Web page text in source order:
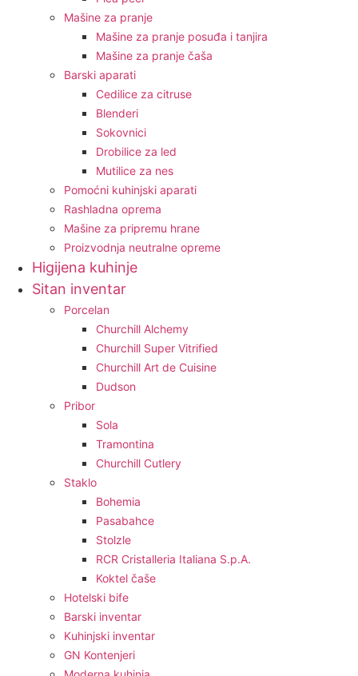
Mašine za pranje
Mašine za pranje posuđa i tanjira
Mašine za pranje čaša
Barski aparati
Cedilice za citruse
Blenderi
Sokovnici
Drobilice za led
Mutilice za nes
Pomoćni kuhinjski aparati
Rashladna oprema
Mašine za pripremu hrane
Proizvodnja neutralne opreme
Higijena kuhinje
Sitan inventar
Porcelan
Churchill Alchemy
Churchill Super Vitrified
Churchill Art de Cuisine
Dudson
Pribor
Sola
Tramontina
Churchill Cutlery
Staklo
Bohemia
Pasabahce
Stolzle
RCR Cristalleria Italiana S.p.A.
Koktel čaše
Hotelski bife
Barski inventar
Kuhinjski inventar
GN Kontenjeri